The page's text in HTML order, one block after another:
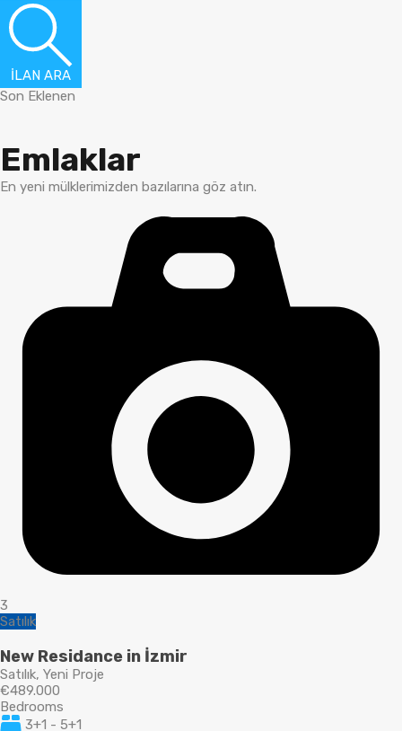
İLAN ARA
Son Eklenen
Emlaklar
En yeni mülklerimizden bazılarına göz atın.
3
Satılık
New Residance in İzmir
Satılık, Yeni Proje
€489.000
Bedrooms
3+1 - 5+1